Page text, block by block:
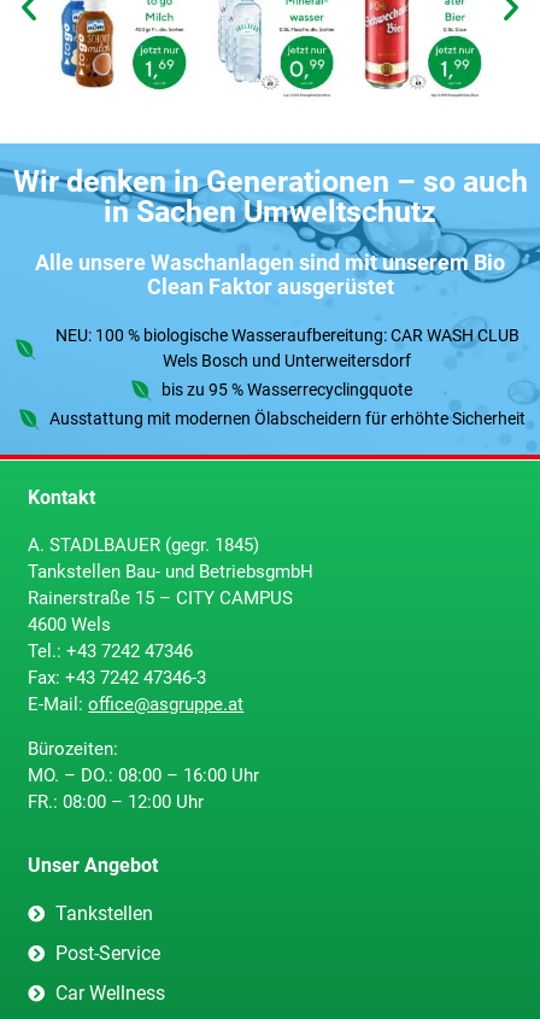
Wir denken in Generationen – so auch
in Sachen Umweltschutz
Alle unsere Waschanlagen sind mit unserem Bio
Clean Faktor ausgerüstet
NEU: 100 % biologische Wasseraufbereitung: CAR WASH CLUB
Wels Bosch und Unterweitersdorf
bis zu 95 % Wasserrecyclingquote
Ausstattung mit modernen Ölabscheidern für erhöhte Sicherheit
Kontakt
A. STADLBAUER (gegr. 1845)
Tankstellen Bau- und BetriebsgmbH
Rainerstraße 15 – CITY CAMPUS
4600 Wels
Tel.:+43 7242 47346
Fax:+43 7242 47346-3
E-Mail:office@asgruppe.at
Bürozeiten:
MO. – DO.: 08:00 – 16:00 Uhr
FR.: 08:00 – 12:00 Uhr
Unser Angebot
Tankstellen
Post-Service
Car Wellness